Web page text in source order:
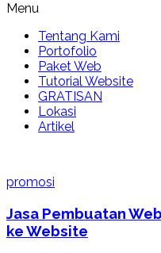
Menu
Tentang Kami
Portofolio
Paket Web
Tutorial Website
GRATISAN
Lokasi
Artikel
promosi
Jasa Pembuatan
ke Website